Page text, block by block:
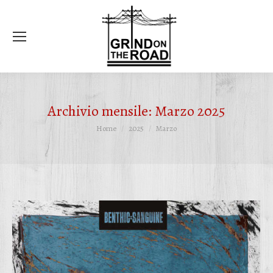
Archivio mensile: Marzo 2025
Tu sei qui:
Home 2025 Marzo